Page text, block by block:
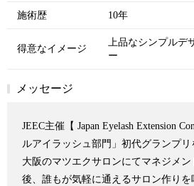
施術歴 10年
得意なイメージ
上品なシンプルデ
ー
メッセージ
JEEC主催【 Japan Eyelash Extension
ルアイラッシュ部門」初代グランプリ
大阪のマツエクサロンにてマネジメ
後、誰もが気軽に通えるサロン作り